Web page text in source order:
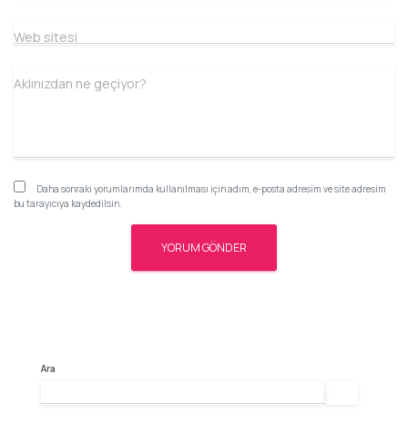
Web sitesi
Aklınızdan ne geçiyor?
Daha sonraki yorumlarımda kullanılması için adım, e-posta adresim ve site adresim
bu tarayıcıya kaydedilsin.
Ara